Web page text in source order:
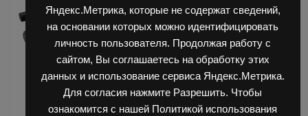
Яндекс.Метрика, которые не содержат сведений,
на основании которых можно идентифицировать
личность пользователя. Продолжая работу с
сайтом, Вы соглашаетесь на обработку этих
данных и использование сервиса Яндекс.Метрика.
Для согласия нажмите Разрешить. Чтобы
ознакомится с нашей Политикой использования